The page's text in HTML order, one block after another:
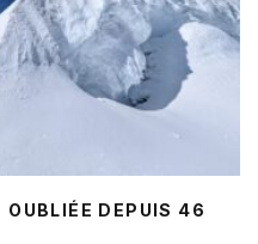
OUBLIÉE DEPUIS 46